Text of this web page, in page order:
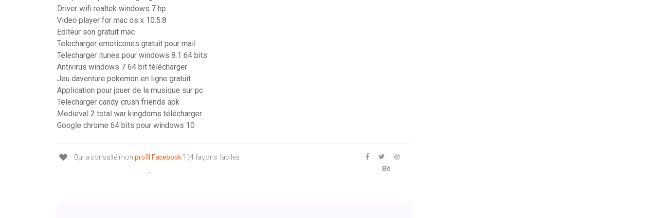
Driver wifi realtek windows 7 hp
Video player for mac os x 10.5.8
Editeur son gratuit mac
Telecharger emoticones gratuit pour mail
Telecharger itunes pour windows 8.1 64 bits
Antivirus windows 7 64 bit télécharger
Jeu daventure pokemon en ligne gratuit
Application pour jouer de la musique sur pc
Telecharger candy crush friends apk
Medieval 2 total war kingdoms télécharger
Google chrome 64 bits pour windows 10
Qui a consulté monprofil Facebook? (4 façons faciles
…